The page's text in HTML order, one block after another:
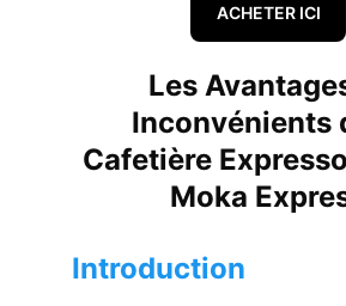
ACHETER ICI
Les
Inconvénients
Cafetière
Moka
Introduction